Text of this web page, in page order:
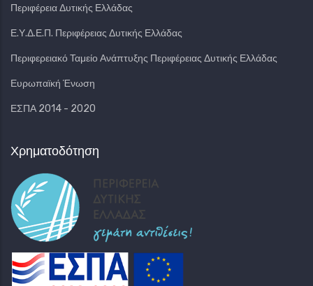
Περιφέρεια Δυτικής Ελλάδας
Ε.Υ.Δ.Ε.Π. Περιφέρειας Δυτικής Ελλάδας
Περιφερειακό Ταμείο Ανάπτυξης Περιφέρειας Δυτικής Ελλάδας
Ευρωπαϊκή Ένωση
ΕΣΠΑ 2014 - 2020
Χρηματοδότηση